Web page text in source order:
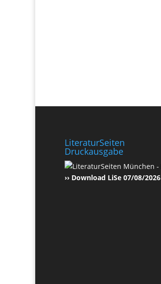
LiteraturSeiten
Druckausgabe
›› Download LiSe 07/08/2026